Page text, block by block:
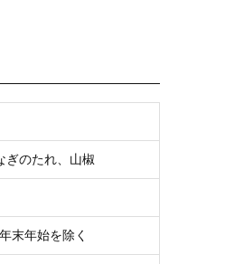
のたれ、山椒
末年始を除く